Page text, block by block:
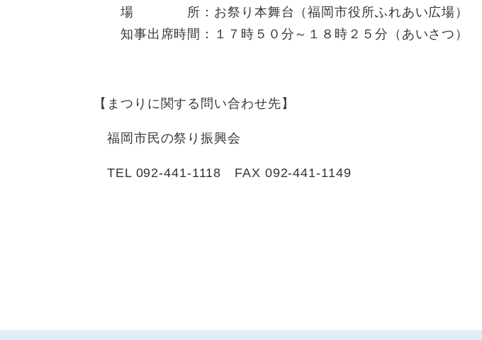
場 所：お祭り本舞台（福岡市役所ふれあい広場）
知事出席時間：１７時５０分～１８時２５分（あいさつ）
【まつりに関する問い合わせ先】
福岡市民の祭り振興会
TEL 092-441-1118 FAX 092-441-1149